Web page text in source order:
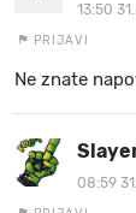
13:50
PRIJAVI
Ne znate
08:59